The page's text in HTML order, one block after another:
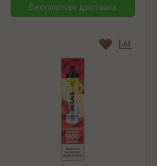
Бесплатная доставка